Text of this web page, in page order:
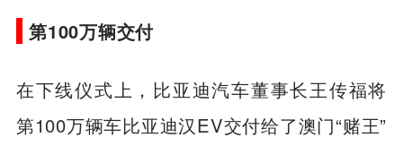
第100万辆交付
在下线仪式上，比亚迪汽车董事长王传福将
第100万辆车比亚迪汉EV交付给了澳门“赌王”